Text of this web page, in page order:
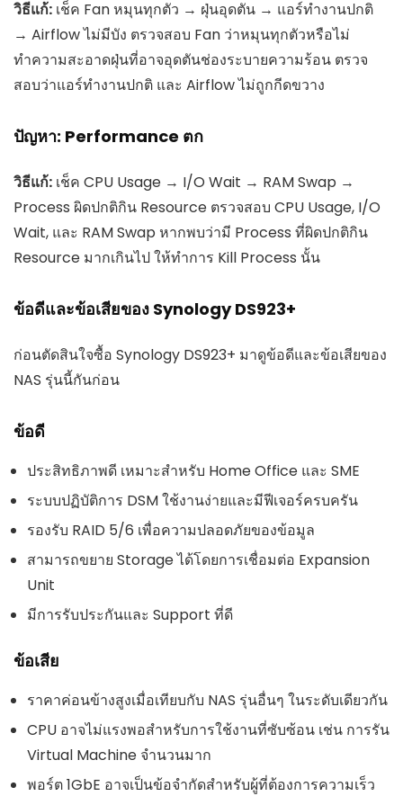
วิธีแก้: เช็ค Fan หมุนทุกตัว → ฝุ่นอุดตัน → แอร์ทำงานปกติ
→ Airflow ไม่มีบัง ตรวจสอบ Fan ว่าหมุนทุกตัวหรือไม่
ทำความสะอาดฝุ่นที่อาจอุดตันช่องระบายความร้อน ตรวจ
สอบว่าแอร์ทำงานปกติ และ Airflow ไม่ถูกกีดขวาง
ปัญหา: Performance ตก
วิธีแก้: เช็ค CPU Usage → I/O Wait → RAM Swap →
Process ผิดปกติกิน Resource ตรวจสอบ CPU Usage, I/O
Wait, และ RAM Swap หากพบว่ามี Process ที่ผิดปกติกิน
Resource มากเกินไป ให้ทำการ Kill Process นั้น
ข้อดีและข้อเสียของ Synology DS923+
ก่อนตัดสินใจซื้อ Synology DS923+ มาดูข้อดีและข้อเสียของ
NAS รุ่นนี้กันก่อน
ข้อดี
ประสิทธิภาพดี เหมาะสำหรับ Home Office และ SME
ระบบปฏิบัติการ DSM ใช้งานง่ายและมีฟีเจอร์ครบครัน
รองรับ RAID 5/6 เพื่อความปลอดภัยของข้อมูล
สามารถขยาย Storage ได้โดยการเชื่อมต่อ Expansion
Unit
มีการรับประกันและ Support ที่ดี
ข้อเสีย
ราคาค่อนข้างสูงเมื่อเทียบกับ NAS รุ่นอื่นๆ ในระดับเดียวกัน
CPU อาจไม่แรงพอสำหรับการใช้งานที่ซับซ้อน เช่น การรัน
Virtual Machine จำนวนมาก
พอร์ต 1GbE อาจเป็นข้อจำกัดสำหรับผู้ที่ต้องการความเร็ว